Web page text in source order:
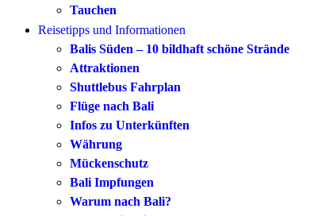
Tauchen
Reisetipps und Informationen
Balis Süden – 10 bildhaft schöne Strände
Attraktionen
Shuttlebus Fahrplan
Flüge nach Bali
Infos zu Unterkünften
Währung
Mückenschutz
Bali Impfungen
Warum nach Bali?